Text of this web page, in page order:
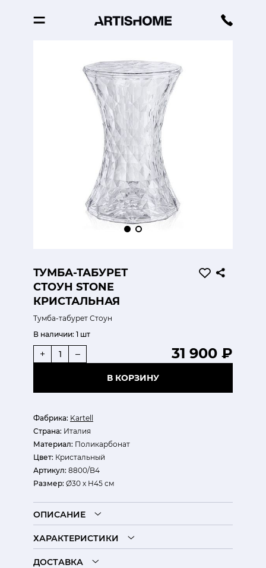
ТУМБА-ТАБУРЕТ
СТОУН STONE
КРИСТАЛЬНАЯ
Тумба-табурет Стоун
Фабрика: Kartell
Страна: Италия
Материал: Поликарбонат
Цвет: Кристальный
Артикул: 8800/B4
Размер: Ø30 х H45 см
В наличии: 1 шт
31 900 ₽
+ –
В КОРЗИНУ
ОПИСАНИЕ
ХАРАКТЕРИСТИКИ
ДОСТАВКА